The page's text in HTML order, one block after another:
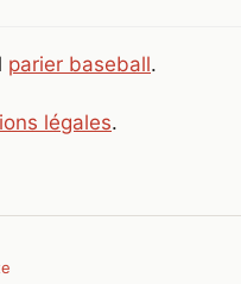
parier baseball.
légales.